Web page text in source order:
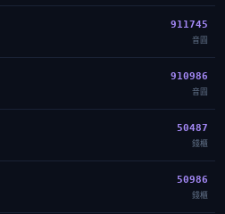
911745
音圓
910986
音圓
50487
錢櫃
50986
錢櫃